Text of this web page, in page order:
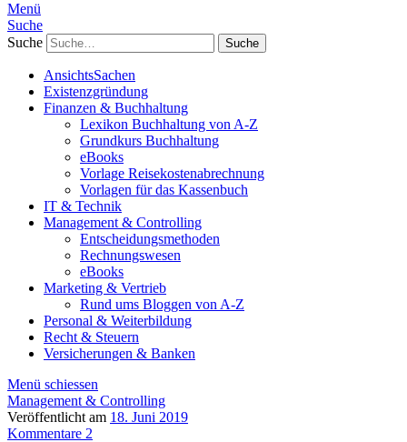
Menü
Suche
Suche
AnsichtsSachen
Existenzgründung
Finanzen & Buchhaltung
Lexikon Buchhaltung von A-Z
Grundkurs Buchhaltung
eBooks
Vorlage Reisekostenabrechnung
Vorlagen für das Kassenbuch
IT & Technik
Management & Controlling
Entscheidungsmethoden
Rechnungswesen
eBooks
Marketing & Vertrieb
Rund ums Bloggen von A-Z
Personal & Weiterbildung
Recht & Steuern
Versicherungen & Banken
Menü schiessen
Management & Controlling
Veröffentlicht am 18. Juni 2019
Kommentare 2